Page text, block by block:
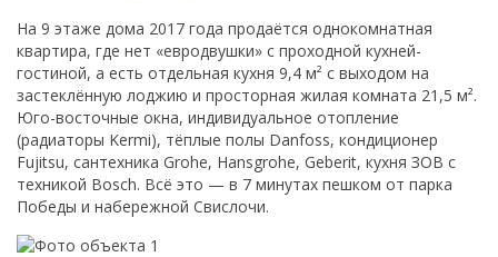
На 9 этаже дома 2017 года продаётся однокомнатная
квартира, где нет «евродвушки» с проходной кухней-
гостиной, а есть отдельная кухня 9,4 м² с выходом на
застеклённую лоджию и просторная жилая комната 21,5 м².
Юго-восточные окна, индивидуальное отопление
(радиаторы Kermi), тёплые полы Danfoss, кондиционер
Fujitsu, сантехника Grohe, Hansgrohe, Geberit, кухня ЗОВ с
техникой Bosch. Всё это — в 7 минутах пешком от парка
Победы и набережной Свислочи.